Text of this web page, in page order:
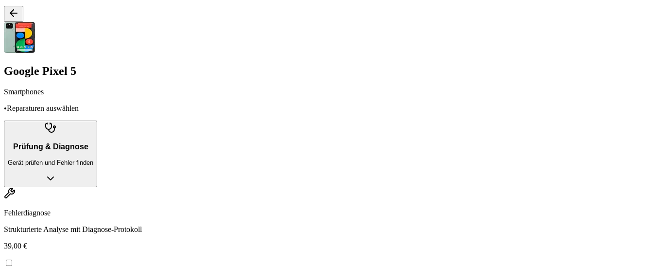
Google Pixel 5
Smartphones
•Reparaturen auswählen
Prüfung & Diagnose
Gerät prüfen und Fehler finden
Fehlerdiagnose
Strukturierte Analyse mit Diagnose-Protokoll
39,00 €